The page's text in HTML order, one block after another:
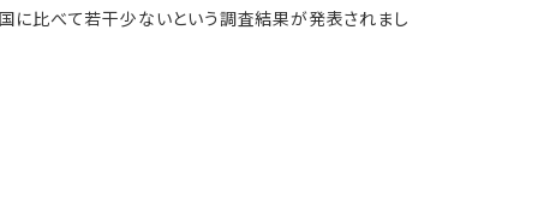
に比べて若干少ないという調査結果が発表されまし